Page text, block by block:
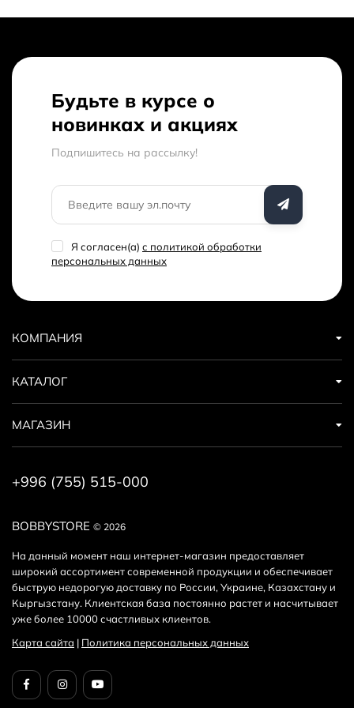
Фирменная мягкая сумка для переноски.
Будьте в курсе о
новинках и акциях
Подпишитесь на рассылкy!
Я согласен(a) с политикой обработки
персональных данных
BOBBYSTORE © 2026
На данный момент наш интернет-магазин предоставляет
широкий ассортимент современной продукции и обеспечивает
быструю недорогую доставку по России, Украине, Казахстану и
Кыргызстану. Клиентская база постоянно растет и насчитывает
уже более 10000 счастливых клиентов.
Карта сайта | Политика персональных данных
КОМПАНИЯ
КАТАЛОГ
МАГАЗИН
+996 (755) 515-000